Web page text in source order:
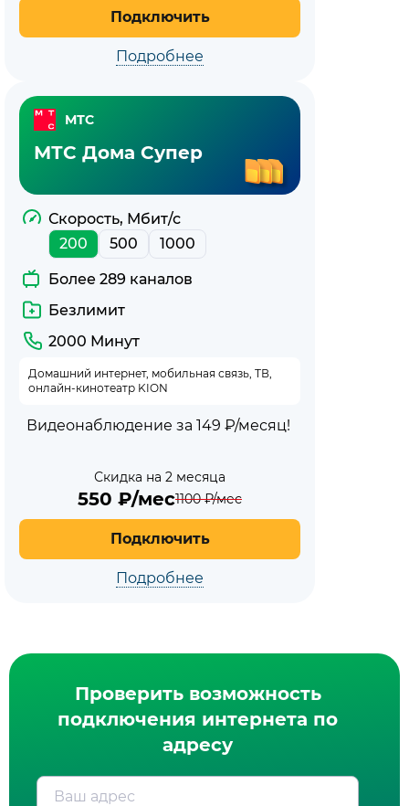
Подключить
Подробнее
МТС
МТС Дома Супер
Скорость, Мбит/с
200
500 1000
Более 289 каналов
Безлимит
2000 Минут
Домашний интернет, мобильная связь, ТВ,
онлайн-кинотеатр KION
Видеонаблюдение за 149 ₽/месяц!
Скидка на 2 месяца
550 ₽/мес1100₽/мес
Подключить
Подробнее
Проверить возможность
подключения интернета по
адресу
Ваш адрес